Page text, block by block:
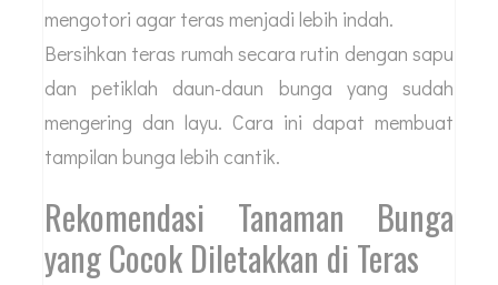
mengotori agar teras menjadi lebih indah.
Bersihkan teras rumah secara rutin dengan sapu
dan petiklah daun-daun bunga yang sudah
mengering dan layu. Cara ini dapat membuat
tampilan bunga lebih cantik.
Rekomendasi Tanaman Bunga
yang Cocok Diletakkan di Teras